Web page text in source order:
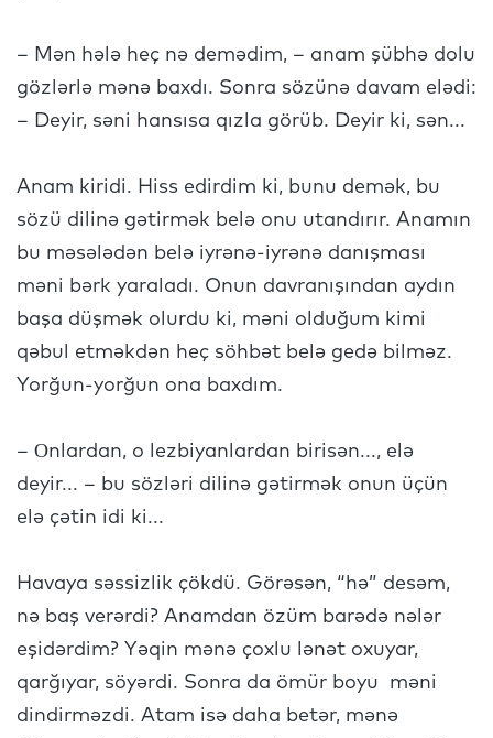
– Mən hələ heç nə demədim, – anam şübhə dolu
gözlərlə mənə baxdı. Sonra sözünə davam elədi:
– Deyir, səni hansısa qızla görüb. Deyir ki, sən...
Anam kiridi. Hiss edirdim ki, bunu demək, bu
sözü dilinə gətirmək belə onu utandırır. Anamın
bu məsələdən belə iyrənə-iyrənə danışması
məni bərk yaraladı. Onun davranışından aydın
başa düşmək olurdu ki, məni olduğum kimi
qəbul etməkdən heç söhbət belə gedə bilməz.
Yorğun-yorğun ona baxdım.
– Оnlardan, o lezbiyanlardan birisən..., elə
deyir... – bu sözləri dilinə gətirmək onun üçün
elə çətin idi ki...
Havaya səssizlik çökdü. Görəsən, “hə” desəm,
nə baş verərdi? Anamdan özüm barədə nələr
eşidərdim? Yəqin mənə çoxlu lənət oxuyar,
qarğıyar, söyərdi. Sonra da ömür boyu məni
dindirməzdi. Atam isə daha betər, mənə